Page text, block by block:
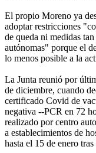
El propio Moreno ya
adoptar restricciones
de queda ni medidas
autónomas" porque el
lo menos posible a la
La Junta reunió por
de diciembre, cuando
certificado Covid de
negativa --PCR en 72
realizado por centro
a establecimientos de
hasta el 15 de enero